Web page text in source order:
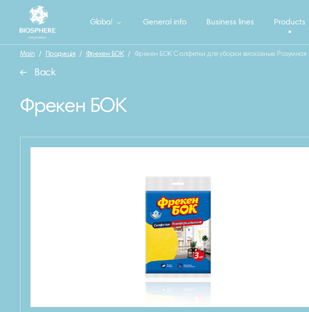
General info Business lines Products
Global
Main / Продукція / Фрекен БОК / Фрекен БОК Салфетки для уборки вискозные Разумная
Back
Фрекен БОК